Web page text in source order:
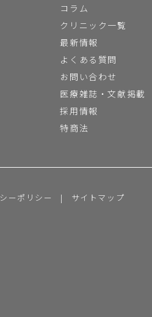
コラム
クリニック一覧
最新情報
よくある質問
お問い合わせ
医療雑誌・文献掲載
採用情報
特商法
ーポリシー サイトマップ